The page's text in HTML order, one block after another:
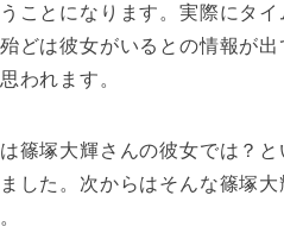
ことになります。実際にタ
どは彼女がいるとの情報が
われます。
篠塚大輝さんの彼女では？
した。次からはそんな篠塚